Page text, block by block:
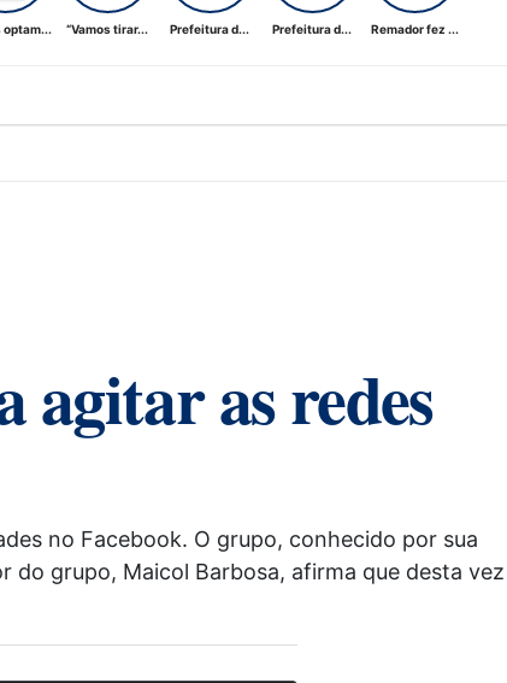
optam... “Vamos tirar... Prefeitura d... Prefeitura d... Remador fez ...
as redes
no Facebook. O grupo, conhecido por sua
grupo, Maicol Barbosa, afirma que desta vez